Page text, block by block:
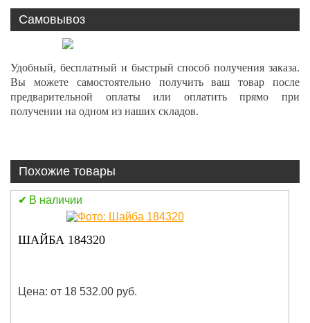
Самовывоз
Удобный, бесплатный и быстрый способ получения заказа.
Вы можете самостоятельно получить ваш товар после
предварительной оплаты или оплатить прямо при
получении на одном из наших складов.
Похожие товары
В наличии
ШАЙБА 184320
Цена: от 18 532.00 руб.